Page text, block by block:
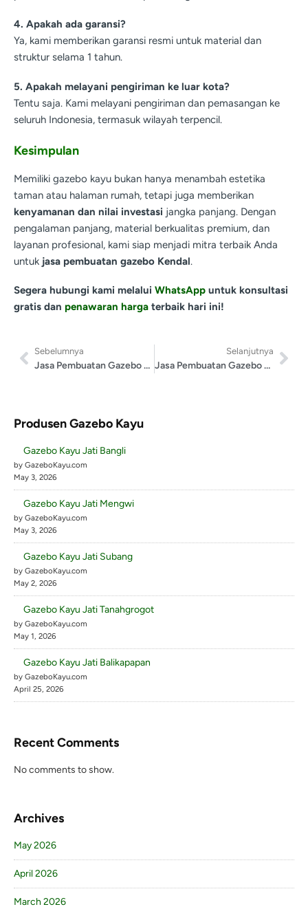
4. Apakah ada garansi?
Ya, kami memberikan garansi resmi untuk material dan
struktur selama 1 tahun.
5. Apakah melayani pengiriman ke luar kota?
Tentu saja. Kami melayani pengiriman dan pemasangan ke
seluruh Indonesia, termasuk wilayah terpencil.
Kesimpulan
Memiliki gazebo kayu bukan hanya menambah estetika
taman atau halaman rumah, tetapi juga memberikan
kenyamanan dan nilai investasi jangka panjang. Dengan
pengalaman panjang, material berkualitas premium, dan
layanan profesional, kami siap menjadi mitra terbaik Anda
untuk jasa pembuatan gazebo Kendal.
Segera hubungi kami melalui WhatsApp untuk konsultasi
gratis dan penawaran harga terbaik hari ini!
Sebelumnya
Jasa Pembuatan Gazebo Jembrana
Selanjutnya
Jasa Pembuatan Gazebo Merangin
Produsen Gazebo Kayu
Gazebo Kayu Jati Bangli
by GazeboKayu.com
May 3, 2026
Gazebo Kayu Jati Mengwi
by GazeboKayu.com
May 3, 2026
Gazebo Kayu Jati Subang
by GazeboKayu.com
May 2, 2026
Gazebo Kayu Jati Tanahgrogot
by GazeboKayu.com
May 1, 2026
Gazebo Kayu Jati Balikapapan
by GazeboKayu.com
April 25, 2026
Recent Comments
No comments to show.
Archives
May 2026
April 2026
March 2026